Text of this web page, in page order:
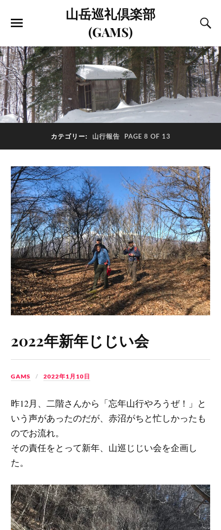
山岳巡礼倶楽部
(GAMS)
カテゴリー: 山行報告 PAGE 8 OF 13
2022年新年じじい会
GAMS 2022年1月10日
昨12月、二階さんから「忘年山行やろうぜ！」と
いう声があったのだが、赤沼がちと忙しかったも
のでお流れ。
その責任をとって新年、山巡じじい会を企画し
た。